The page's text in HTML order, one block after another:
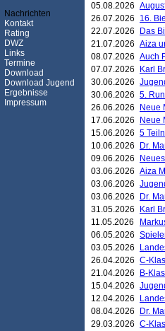
Nachrichten
Kontakt
Rating
DWZ
Links
Termine
Download
Download Jugend
Ergebnisse
Impressum
05.08.2026
26.07.2026
16.
22.07.2026
Das
21.07.2026 Aiza
08.07.2026 Auch
07.07.2026
Karl
30.06.2026
30.06.2026 5.
26.06.2026
Neue
17.06.2026
Neue
15.06.2026 5
10.06.2026
Dr.
09.06.2026
03.06.2026 Aiza
03.06.2026
03.06.2026
Dr.
31.05.2026
Karl
11.05.2026
06.05.2026
03.05.2026
26.04.2026 C-
21.04.2026
B-
15.04.2026
12.04.2026
08.04.2026
Dr.
29.03.2026 C-